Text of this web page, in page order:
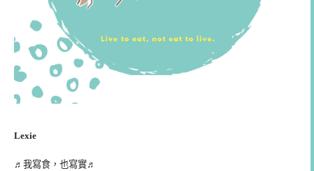
Lexie
♬我寫食，也寫實♬